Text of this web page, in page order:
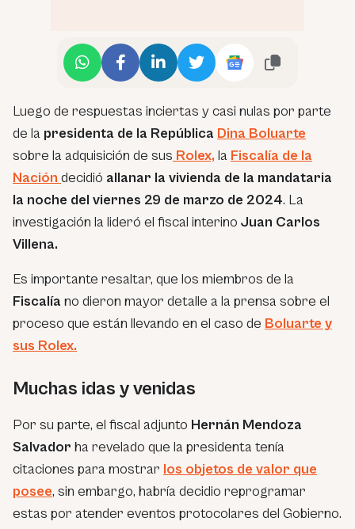
Luego de respuestas inciertas y casi nulas por parte
de la presidenta de la República Dina Boluarte
sobre la adquisición de sus Rolex, la Fiscalía de la
Nación decidió allanar la vivienda de la mandataria
la noche del viernes 29 de marzo de 2024. La
investigación la lideró el fiscal interino Juan Carlos
Villena.
Es importante resaltar, que los miembros de la
Fiscalía no dieron mayor detalle a la prensa sobre el
proceso que están llevando en el caso de Boluarte y
sus Rolex.
Muchas idas y venidas
Por su parte, el fiscal adjunto Hernán Mendoza
Salvador ha revelado que la presidenta tenía
citaciones para mostrar los objetos de valor que
posee, sin embargo, habría decidio reprogramar
estas por atender eventos protocolares del Gobierno.